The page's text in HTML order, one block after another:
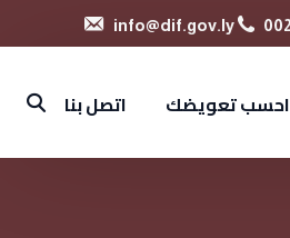
info@dif.gov.ly
احسب تعويضك اتصل بنا